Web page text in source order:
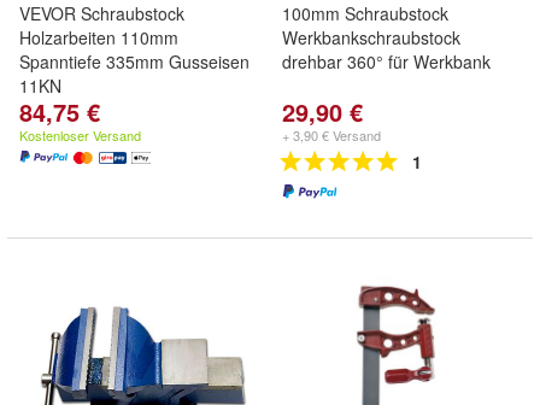
VEVOR Schraubstock
Holzarbeiten 110mm
Spanntiefe 335mm Gusseisen
11KN
84,75 €
Kostenloser Versand
100mm Schraubstock
Werkbankschraubstock
drehbar 360° für Werkbank
29,90 €
+ 3,90 € Versand
1